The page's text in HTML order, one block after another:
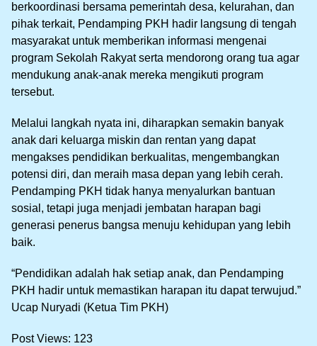
berkoordinasi bersama pemerintah desa, kelurahan, dan
pihak terkait, Pendamping PKH hadir langsung di tengah
masyarakat untuk memberikan informasi mengenai
program Sekolah Rakyat serta mendorong orang tua agar
mendukung anak-anak mereka mengikuti program
tersebut.
Melalui langkah nyata ini, diharapkan semakin banyak
anak dari keluarga miskin dan rentan yang dapat
mengakses pendidikan berkualitas, mengembangkan
potensi diri, dan meraih masa depan yang lebih cerah.
Pendamping PKH tidak hanya menyalurkan bantuan
sosial, tetapi juga menjadi jembatan harapan bagi
generasi penerus bangsa menuju kehidupan yang lebih
baik.
“Pendidikan adalah hak setiap anak, dan Pendamping
PKH hadir untuk memastikan harapan itu dapat terwujud.”
Ucap Nuryadi (Ketua Tim PKH)
Post Views: 123